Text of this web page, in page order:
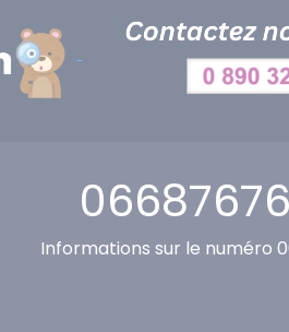
Informations sur le numéro